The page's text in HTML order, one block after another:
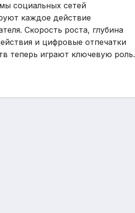
социальных сетей
каждое действие
Скорость роста, глубина
и цифровые отпечатки
теперь играют ключевую роль.